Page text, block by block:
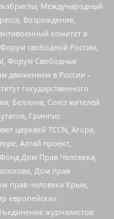
Международный
Возрождение,
комитет в
свободной России,
Форум Свободных
движением в России –
государственного
Беллона, Союз жителей
Гринпис
церквей TCCN, Агора,
Алтай проект,
Дом Прав Человека,
Дом прав
прав человека Крым,
европейских
журналистов